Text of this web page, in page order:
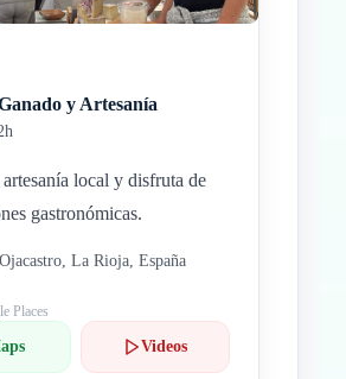
y Artesanía
local y disfruta de
gastronómicas.
La Rioja, España
Places
Videos